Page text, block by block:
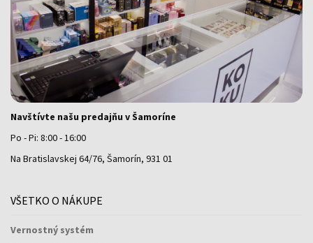
Navštívte našu predajňu v Šamoríne
Po - Pi: 8:00 - 16:00
Na Bratislavskej 64/76, Šamorín, 931 01
VŠETKO O NÁKUPE
Vernostný systém